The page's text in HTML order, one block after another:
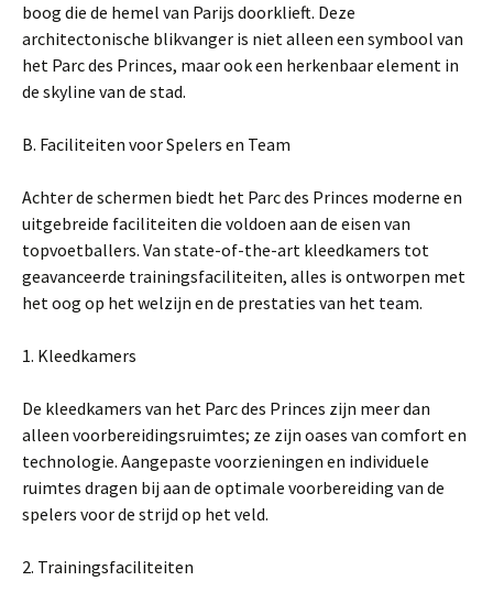
boog die de hemel van Parijs doorklieft. Deze
architectonische blikvanger is niet alleen een symbool van
het Parc des Princes, maar ook een herkenbaar element in
de skyline van de stad.
B. Faciliteiten voor Spelers en Team
Achter de schermen biedt het Parc des Princes moderne en
uitgebreide faciliteiten die voldoen aan de eisen van
topvoetballers. Van state-of-the-art kleedkamers tot
geavanceerde trainingsfaciliteiten, alles is ontworpen met
het oog op het welzijn en de prestaties van het team.
1. Kleedkamers
De kleedkamers van het Parc des Princes zijn meer dan
alleen voorbereidingsruimtes; ze zijn oases van comfort en
technologie. Aangepaste voorzieningen en individuele
ruimtes dragen bij aan de optimale voorbereiding van de
spelers voor de strijd op het veld.
2. Trainingsfaciliteiten